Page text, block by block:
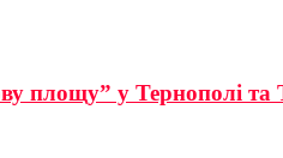
площу” у Тернополі та